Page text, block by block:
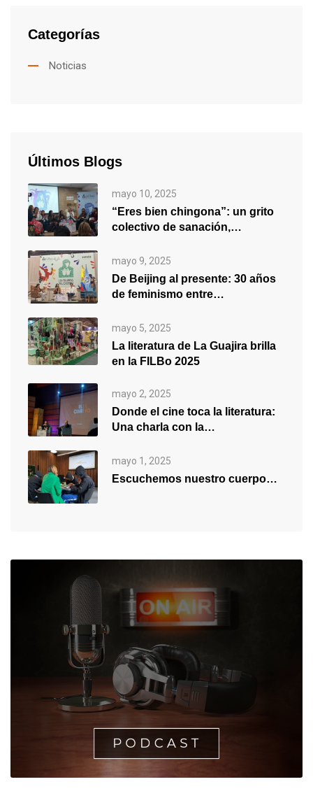
Categorías
Noticias
Últimos Blogs
mayo 10, 2025
“Eres bien chingona”: un grito
colectivo de sanación,
mayo 9, 2025
De Beijing al presente: 30 años
de feminismo entre
mayo 5, 2025
La literatura de La Guajira brilla
en la FILBo 2025
mayo 2, 2025
Donde el cine toca la literatura:
Una charla con la…
mayo 1, 2025
Escuchemos nuestro cuerpo…